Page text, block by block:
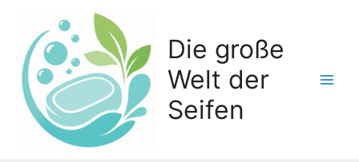
springen
Die große
Welt der
Seifen